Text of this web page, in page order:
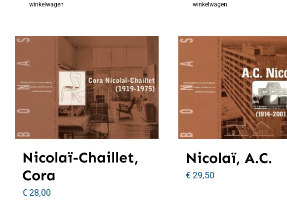
winkelwagen
winkelwagen
Nicolaï-Chaillet,
Cora
€28,00
Nicolaï, A.C.
€29,50